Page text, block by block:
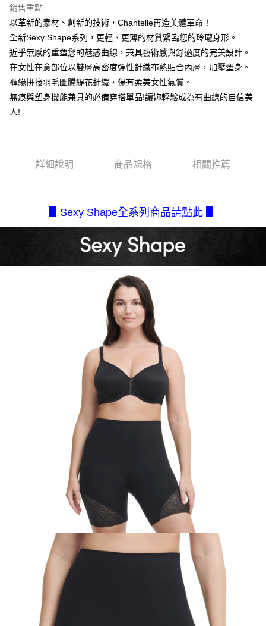
台灣樂天信用卡公司
【大哥付你分期使用說明】
2.付款方式選擇「大哥付你分期」，訂單成立後會自動跳轉到大哥付的交易
流程，驗證手機門號後，選擇欲分期的期數、繳款截止日，確認付款後即完
成交易。
3.實際核准額度、可分期數及費用金額請依後續交易確認頁面所載為準。
4.訂單成立30分鐘內，如未前往確認交易或遇審核未通過，訂單將自動取
消。如遇「轉專審核」未通過狀況，表示未達大哥付你分期系統評分，恕無
【繳款方式說明】
1.分期款項不併入電信帳單，「大哥付你分期」於每月結算日後寄送繳費提
【注意事項】
2.基於同意付款使用「大哥付你分期」之契約關係目的，商店將以您的個人
資料（包含姓名、電話或地址）提供予台灣大哥大進項蒐集、處理及利用，
由本公司與您本人進行分期帳單所需資料之確認、核對及更正。
3.完整用戶服務條款，請詳閱以下連結： https://oppay.tw/userRule
AFTEE先享後付
相關說明
【關於「AFTEE先享後付」】
AFTEE先享後付是「在收到商品之後才付款」的支付方式。 讓您購物簡單
便利好安心！
１．簡單：不需註冊會員、不需綁卡、不需儲值。
２．便利：只要手機號碼，簡訊認證，即可結帳。
３．安心：先確認商品／服務後，再付款。
【「AFTEE先享後付」結帳流程】
３．收到繳費通知簡訊後14天內，點擊此簡訊中的連結，可透過四大超商／
ATM／網路銀行／等多元方式進行付款，方視為交易完成。
※ 交易是否成功請以「AFTEE先享後付 」之結帳頁面顯示為準，若有關於
https://netprotections.freshdesk.com/support/home
１．透過由恩沛科技股份有限公司提供之「AFTEE先享後付」服務完成之交
易，需依本服務之必要範圍內提供個人資料，並將交易相關給付款項請求債
權轉讓予恩沛科技股份有限公司。
２．關於個人資料處理事宜，請瀏覽以下網址：
https://aftee.tw/terms/#terms3
３．未成年的使用者請事先徵得法定代理人或監護人之同意方可使用
「AFTEE先享後付」，若未經同意申辦者引起之損失，本公司不負相關責
４．使用「AFTEE先享後付」時，將依據個別帳號之用戶狀況，依本公司即
時審查核予不同之上限額度；若仍有額度不足之情形，本公司將視審查結果
請求用戶進行身份認證。
５．嚴禁一人註冊多個帳號或使用他人資訊註冊。若發現惡意使用之情形，
恩沛科技股份有限公司將有權停止該用戶之使用額度並採取法律行動。
運送方式
全家取貨付款
每筆NT$80，滿NT$2,500(含以上)免運費
付款後全家取貨
每筆NT$80，滿NT$2,500(含以上)免運費
每筆NT$80，滿NT$2,500(含以上)免運費
宅配.
每筆NT$80，滿NT$2,500(含以上)免運費
宅配(不含釣魚台列嶼、東沙、南沙、虎井島、桶盤島、望安、七
美、白沙、烈嶼、烏坵、蘭嶼)
銷售重點
以革新的素材、創新的技術，Chantelle再造美體革命！
全新Sexy Shape系列，更輕、更薄的材質緊臨您的玲瓏身形。
近乎無感的重塑您的魅惑曲線，兼具藝術感與舒適度的完美設計。
在女性在意部位以雙層高密度彈性針織布熱貼合內層，加壓塑身。
褲緣拼接羽毛圖騰緹花針織，保有柔美女性氣質。
無痕與塑身機能兼具的必備穿搭單品!讓妳輕鬆成為有曲線的自信美
人!
詳細說明 商品規格 相關推薦
▋Sexy Shape全系列商品請點此 ▋